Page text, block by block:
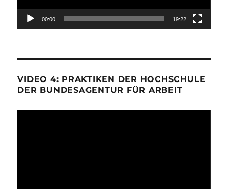
00:00 19:22
VIDEO 4: PRAKTIKEN DER HOCHSCHULE
DER BUNDESAGENTUR FÜR ARBEIT